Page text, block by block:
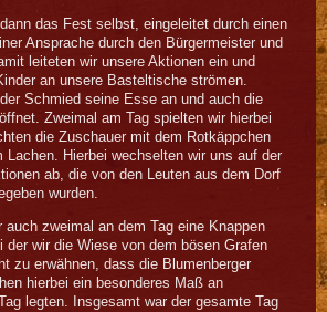
das Fest selbst, eingeleitet durch einen
Ansprache durch den Bürgermeister und
leiteten wir unsere Aktionen ein und
an unsere Basteltische strömen.
Schmied seine Esse an und auch die
Zweimal am Tag spielten wir hierbei
die Zuschauer mit dem Rotkäppchen
Lachen. Hierbei wechselten wir uns auf der
ab, die von den Leuten aus dem Dorf
wurden.
zweimal an dem Tag eine Knappen
der wir die Wiese von dem bösen Grafen
zu erwähnen, dass die Blumenberger
hierbei ein besonderes Maß an
legten. Insgesamt war der gesamte Tag